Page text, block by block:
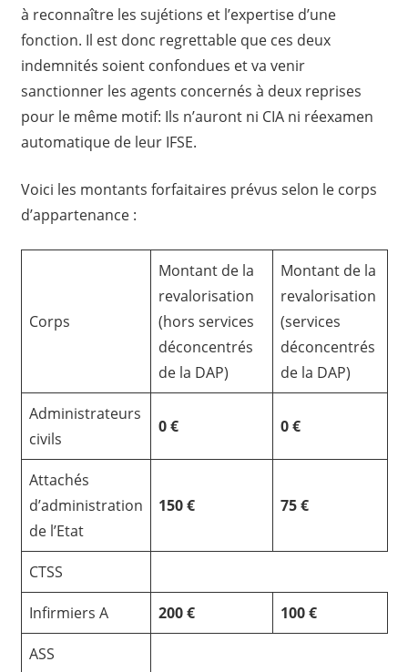
à reconnaître les sujétions et l’expertise d’une
fonction. Il est donc regrettable que ces deux
indemnités soient confondues et va venir
sanctionner les agents concernés à deux reprises
pour le même motif: Ils n’auront ni CIA ni réexamen
automatique de leur IFSE.
Voici les montants forfaitaires prévus selon le corps
d’appartenance :
Corps
Montant de la
revalorisation
(hors services
déconcentrés
de la DAP)
Montant de la
revalorisation
(services
déconcentrés
de la DAP)
Administrateurs
civils
0 € 0 €
Attachés
d’administration
de l’Etat
150 € 75 €
CTSS
Infirmiers A 200 € 100 €
ASS